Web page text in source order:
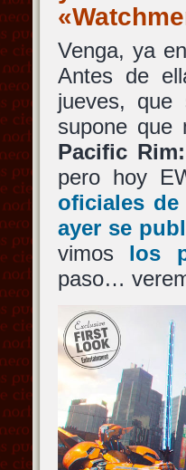
Venga, ya
Antes de
jueves, que
supone que
Pacific
pero hoy
oficiales
ayer se
vimos los
paso…